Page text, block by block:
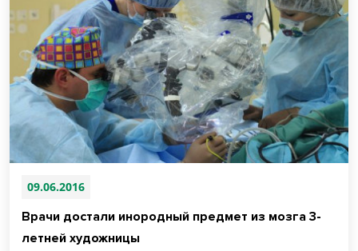
09.06.2016
Врачи достали инородный предмет из мозга 3-
летней художницы